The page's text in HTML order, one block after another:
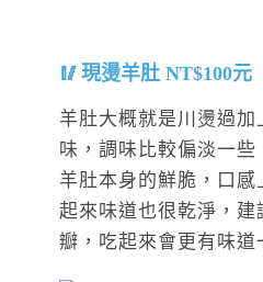
現燙羊肚 NT$100元
羊肚大概就是川燙過加
味，調味比較偏淡一些
羊肚本身的鮮脆，口
起來味道也很乾淨，建
瓣，吃起來會更有味道